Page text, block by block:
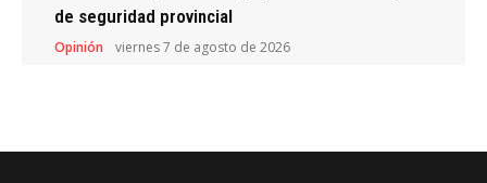
de seguridad provincial
Opinión viernes 7 de agosto de 2026